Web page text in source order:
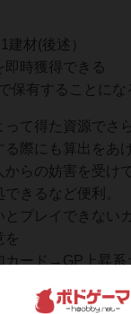
材(後述）
時獲得できる
保有することにな
て得た資源でさ
際にも算出をあ
らの妨害を受け
きるなど便利。
プレイできない
を
カード→GP上昇
(金、チタン)